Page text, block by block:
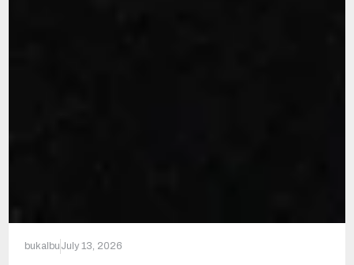
bukalbu July 13, 2026